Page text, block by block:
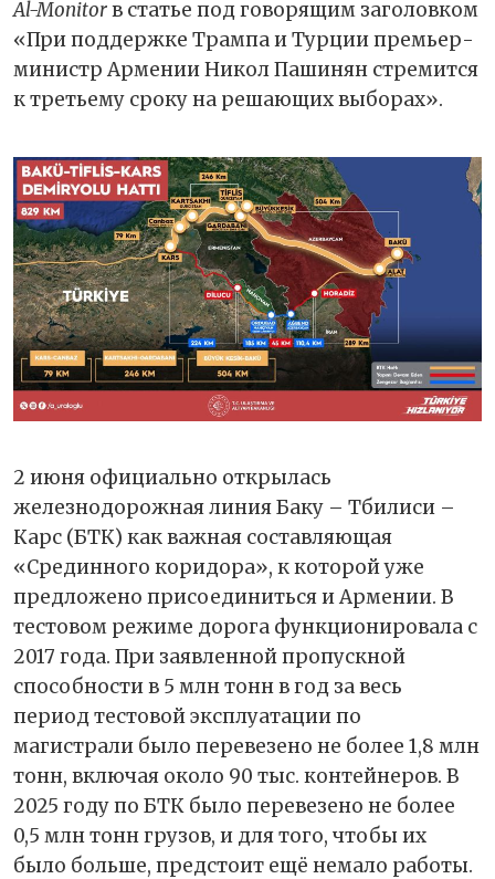
Al-Monitorв статье под говорящим заголовком
«При поддержке Трампа и Турции премьер-
министр Армении Никол Пашинян стремится
к третьему сроку на решающих выборах».
2 июня официально открылась
железнодорожная линия Баку – Тбилиси –
Карс (БТК) как важная составляющая
«Срединного коридора», к которой уже
предложено присоединиться и Армении. В
тестовом режиме дорога функционировала с
2017 года. При заявленной пропускной
способности в 5 млн тонн в год за весь
период тестовой эксплуатации по
магистрали было перевезено не более 1,8 млн
тонн, включая около 90 тыс. контейнеров. В
2025 году по БТК было перевезено не более
0,5 млн тонн грузов, и для того, чтобы их
было больше, предстоит ещё немало работы.